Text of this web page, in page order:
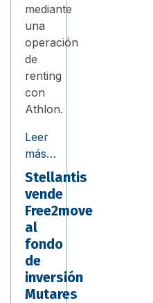
mediante
una
operación
de
renting
con
Athlon.
Leer
más…
Stellantis
vende
Free2move
al
fondo
de
inversión
Mutares